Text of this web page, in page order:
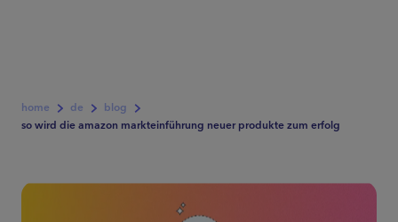
home de
blog
so wird die amazon markteinführung neuer produkte zum erfolg